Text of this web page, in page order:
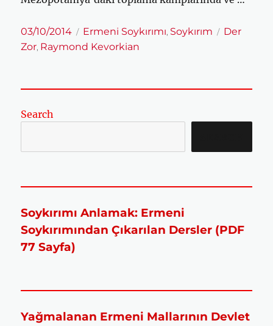
Yayın
tarihi
03/10/2014 Kategoriler
Ermeni Soykırımı, Soykırım Etiketler
Der
Zor, Raymond Kevorkian
Search
Soykırımı Anlamak: Ermeni
Soykırımından Çıkarılan Dersler (PDF
77 Sayfa)
Yağmalanan Ermeni Mallarının Devlet